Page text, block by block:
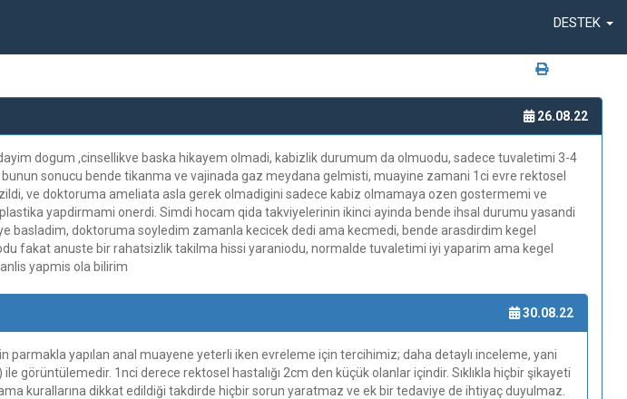
DESTEK
26.08.22
dogum ,cinsellikve baska hikayem olmadi, kabizlik durumum da olmuodu, sadece tuvaletimi 3-4
sonucu bende tikanma ve vajinada gaz meydana gelmisti, muayine zamani 1ci evre rektosel
ve doktoruma ameliata asla gerek olmadigini sadece kabiz olmamaya ozen gostermemi ve
yapdirmami onerdi. Simdi hocam qida takviyelerinin ikinci ayinda bende ihsal durumu yasandi
basladim, doktoruma soyledim zamanla kecicek dedi ama kecmedi, bende arasdirdim kegel
fakat anuste bir rahatsizlik takilma hissi yaraniodu, normalde tuvaletimi iyi yaparim ama kegel
yapmis ola bilirim
30.08.22
parmakla yapılan anal muayene yeterli iken evreleme için tercihimiz; daha detaylı inceleme, yani
görüntülemedir. 1nci derece rektosel hastalığı 2cm den küçük olanlar içindir. Sıklıkla hiçbir şikayeti
kurallarına dikkat edildiği takdirde hiçbir sorun yaratmaz ve ek bir tedaviye de ihtiyaç duyulmaz.